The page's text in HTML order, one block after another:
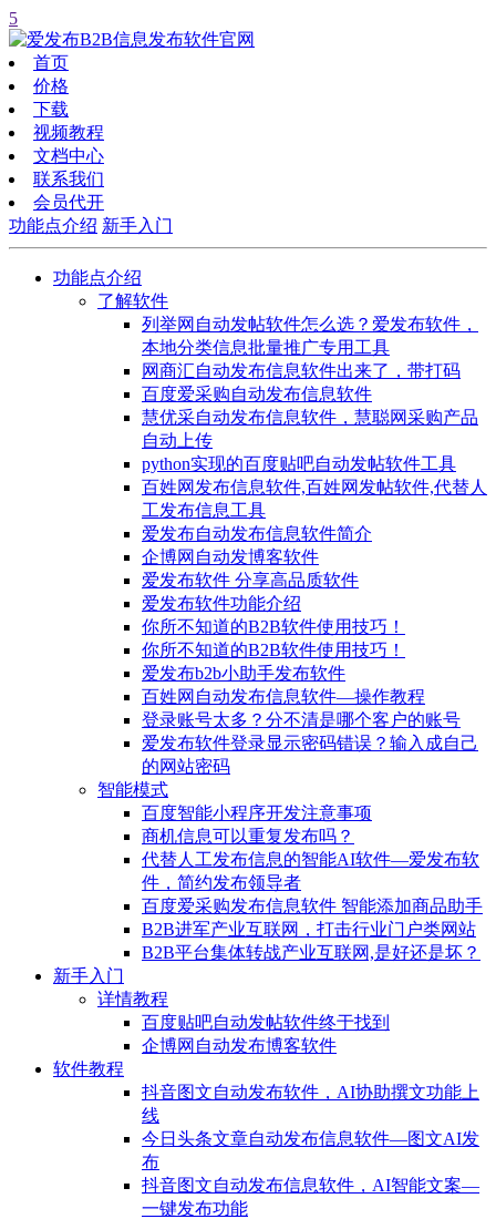
5
首页
价格
下载
视频教程
文档中心
联系我们
会员代开
功能点介绍 新手入门
功能点介绍
了解软件
列举网自动发帖软件怎么选？爱发布软件，
本地分类信息批量推广专用工具
网商汇自动发布信息软件出来了，带打码
百度爱采购自动发布信息软件
慧优采自动发布信息软件，慧聪网采购产品
自动上传
python实现的百度贴吧自动发帖软件工具
百姓网发布信息软件,百姓网发帖软件,代替人
工发布信息工具
爱发布自动发布信息软件简介
企博网自动发博客软件
爱发布软件 分享高品质软件
爱发布软件功能介绍
你所不知道的B2B软件使用技巧！
你所不知道的B2B软件使用技巧！
爱发布b2b小助手发布软件
百姓网自动发布信息软件—操作教程
登录账号太多？分不清是哪个客户的账号
爱发布软件登录显示密码错误？输入成自己
的网站密码
智能模式
百度智能小程序开发注意事项
商机信息可以重复发布吗？
代替人工发布信息的智能AI软件—爱发布软
件，简约发布领导者
百度爱采购发布信息软件 智能添加商品助手
B2B进军产业互联网，打击行业门户类网站
B2B平台集体转战产业互联网,是好还是坏？
新手入门
详情教程
百度贴吧自动发帖软件终于找到
企博网自动发布博客软件
软件教程
抖音图文自动发布软件，AI协助撰文功能上
线
今日头条文章自动发布信息软件—图文AI发
布
抖音图文自动发布信息软件，AI智能文案—
一键发布功能